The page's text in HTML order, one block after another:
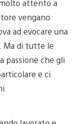
attento a
vengano
ad evocare una
Ma di tutte le
passione che gli
e ci